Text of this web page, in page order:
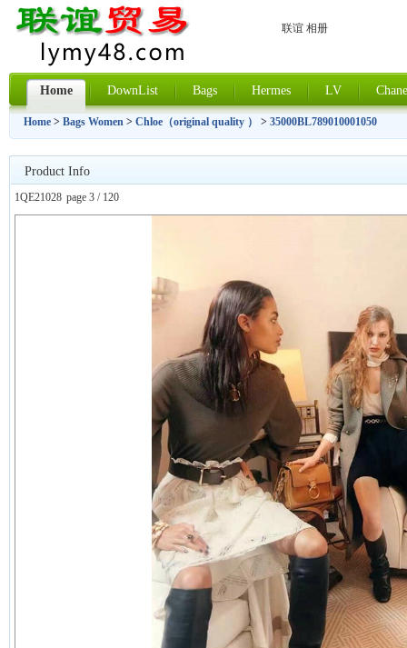
联谊 相册
Home DownList Bags Hermes LV
Home > Bags Women > Chloe（original quality ） > 35000BL789010001050
Product Info
1QE21028 page 3 / 120
下一张